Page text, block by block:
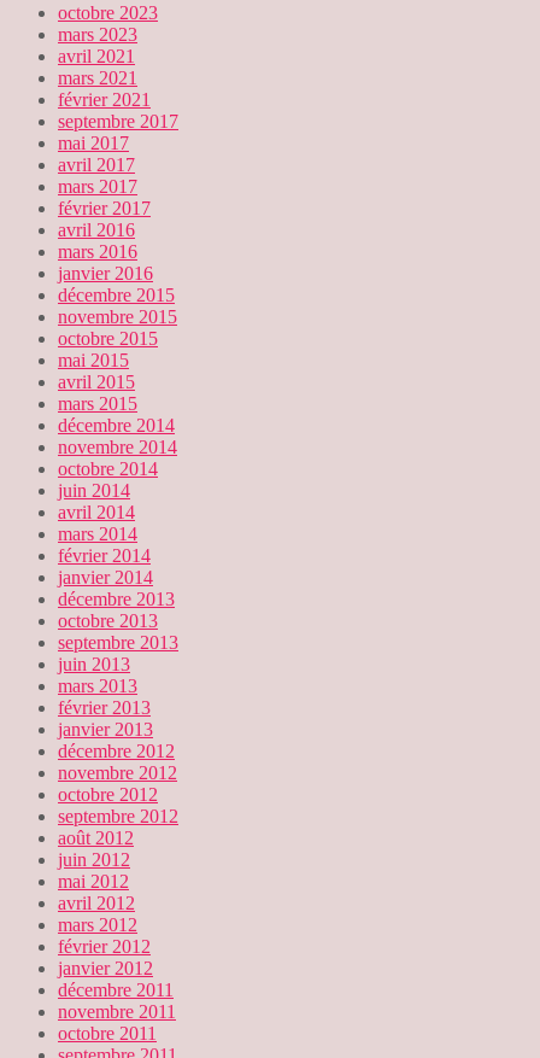
octobre 2023
mars 2023
avril 2021
mars 2021
février 2021
septembre 2017
mai 2017
avril 2017
mars 2017
février 2017
avril 2016
mars 2016
janvier 2016
décembre 2015
novembre 2015
octobre 2015
mai 2015
avril 2015
mars 2015
décembre 2014
novembre 2014
octobre 2014
juin 2014
avril 2014
mars 2014
février 2014
janvier 2014
décembre 2013
octobre 2013
septembre 2013
juin 2013
mars 2013
février 2013
janvier 2013
décembre 2012
novembre 2012
octobre 2012
septembre 2012
août 2012
juin 2012
mai 2012
avril 2012
mars 2012
février 2012
janvier 2012
décembre 2011
novembre 2011
octobre 2011